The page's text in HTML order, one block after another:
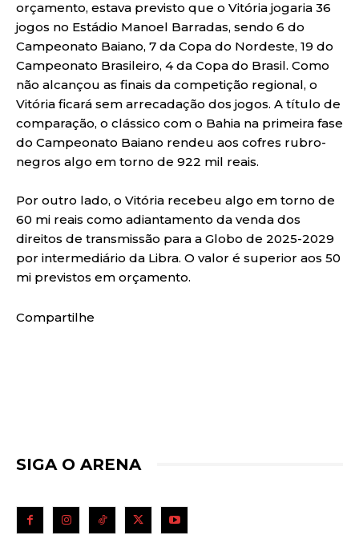
orçamento, estava previsto que o Vitória jogaria 36
jogos no Estádio Manoel Barradas, sendo 6 do
Campeonato Baiano, 7 da Copa do Nordeste, 19 do
Campeonato Brasileiro, 4 da Copa do Brasil. Como
não alcançou as finais da competição regional, o
Vitória ficará sem arrecadação dos jogos. A título de
comparação, o clássico com o Bahia na primeira fase
do Campeonato Baiano rendeu aos cofres rubro-
negros algo em torno de 922 mil reais.
Por outro lado, o Vitória recebeu algo em torno de
60 mi reais como adiantamento da venda dos
direitos de transmissão para a Globo de 2025-2029
por intermediário da Libra. O valor é superior aos 50
mi previstos em orçamento.
Compartilhe
SIGA O ARENA